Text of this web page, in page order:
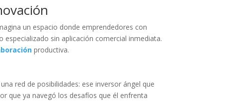
un espacio donde emprendedores con
sin aplicación comercial inmediata.
productiva.
red de posibilidades: ese inversor ángel que
que ya navegó los desafíos que él enfrenta